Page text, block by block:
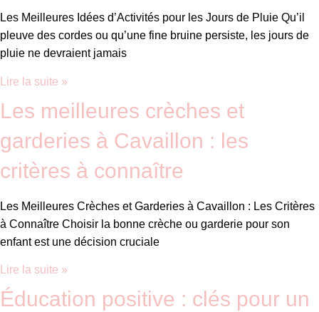
Les Meilleures Idées d’Activités pour les Jours de Pluie Qu’il
pleuve des cordes ou qu’une fine bruine persiste, les jours de
pluie ne devraient jamais
Lire la suite »
Les meilleures crèches et
garderies à Cavaillon : les
critères à connaître
Les Meilleures Crèches et Garderies à Cavaillon : Les Critères
à Connaître Choisir la bonne crèche ou garderie pour son
enfant est une décision cruciale
Lire la suite »
Éducation positive : clés pour un